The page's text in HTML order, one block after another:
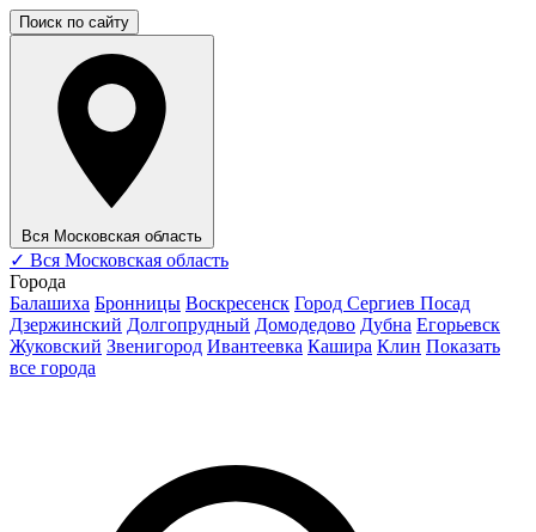
Поиск по сайту
Вся Московская область
✓ Вся Московская область
Города
Балашиха Бронницы Воскресенск Город Сергиев Посад
Дзержинский Долгопрудный Домодедово Дубна Егорьевск
Жуковский Звенигород Ивантеевка Кашира Клин Показать
все города